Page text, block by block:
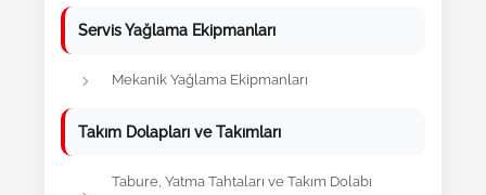
Servis Yağlama Ekipmanları
Mekanik Yağlama Ekipmanları
Takım Dolapları ve Takımları
Tabure, Yatma Tahtaları ve Takım Dolabı